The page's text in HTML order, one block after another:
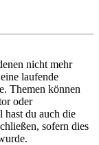
nicht mehr
laufende
Themen können
oder
hast du auch die
sofern dies